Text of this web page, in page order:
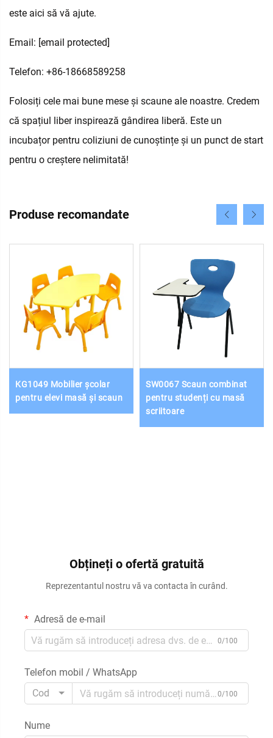
este aici să vă ajute.
Email: [email protected]
Telefon: +86-18668589258
Folosiți cele mai bune mese și scaune ale noastre. Credem
că spațiul liber inspirează gândirea liberă. Este un
incubațor pentru coliziuni de cunoștințe și un punct de start
pentru o creștere nelimitată!
Produse recomandate
KG1049 Mobilier școlar
pentru elevi masă și scaun
SW0067 Scaun combinat
pentru studenți cu masă
scriitoare
Obțineți o ofertă gratuită
Reprezentantul nostru vă va contacta în curând.
Adresă de e-mail
0/100
Telefon mobil / WhatsApp
Cod
0/100
Nume